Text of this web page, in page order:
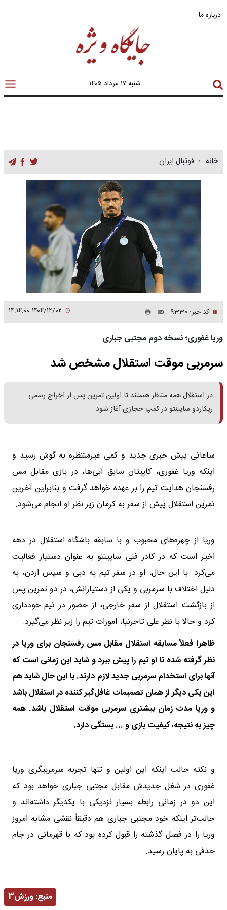
درباره ما
شنبه ۱۷ مرداد ۱۴۰۵
خانه فوتبال ایران
کد خبر: 9330
وریا غفوری؛ نسخه دوم مجتبی جباری
سرمربی موقت استقلال مشخص شد
در استقلال همه منتظر هستند تا اولین تمرین پس از اخراج رسمی
ریکاردو ساپینتو در کمپ حجازی آغاز شود.
ساعاتی پیش خبری جدید و کمی غیرمنتظره به گوش رسید و
اینکه وریا غفوری، کاپیتان سابق آبی‌ها، در بازی مقابل مس
رفسنجان هدایت تیم را بر عهده خواهد گرفت و بنابراین آخرین
تمرین استقلال پیش از سفر به کرمان زیر نظر او انجام می‌شود.
وریا از چهره‌های محبوب و با سابقه باشگاه استقلال در دهه
اخیر است که در کادر فنی ساپینتو به عنوان دستیار فعالیت
می‌کرد. با این حال، او در سفر تیم به دبی و سپس اردن، به
دلیل اختلاف با سرمربی و یکی از دستیارانش، در دو تمرین پس
از بازگشت استقلال از سفر خارجی، از حضور در تیم خودداری
کرد و حالا با نظر علی تاجرنیا، امورات تیم را زیر نظر می‌گیرد.
ظاهرا فعلاً مسابقه استقلال مقابل مس رفسنجان برای وریا در
نظر گرفته شده تا او تیم را پیش ببرد و شاید این زمانی است که
آنها برای استخدام سرمربی جدید لازم دارند. با این حال شاید هم
این یکی دیگر از همان تصمیمات غافل‌گیر کننده در استقلال باشد
و وریا مدت زمان بیشتری سرمربی موقت استقلال باشد. همه
چیز به نتیجه، کیفیت بازی و ... بستگی دارد.
و نکته جالب اینکه این اولین و تنها تجربه سرمربیگری وریا
غفوری در شغل جدیدش مقابل مجتبی جباری خواهد بود که
این دو در زمانی رابطه بسیار نزدیکی با یکدیگر داشته‌اند و
جالب‌تر اینکه خود مجتبی جباری هم دقیقاً نقشی مشابه امروز
وریا را در فصل گذشته را قبول کرده بود که با قهرمانی در جام
حذفی به پایان رسید.
منبع:ورزش3